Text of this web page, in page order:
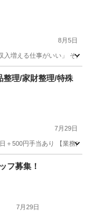
8月5日
入増える仕事がいい」 そ
整理/家財整理/特殊
7月29日
＋500円手当あり 【業務
募集！
7月29日